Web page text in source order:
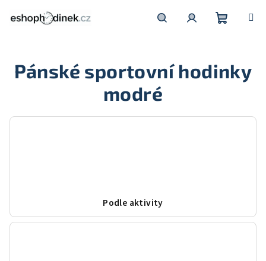
košík
Pánské sportovní hodinky
modré
Podle aktivity